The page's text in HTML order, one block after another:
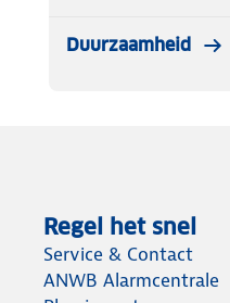
Duurzaamheid
Regel het snel
Service & Contact
ANWB Alarmcentrale